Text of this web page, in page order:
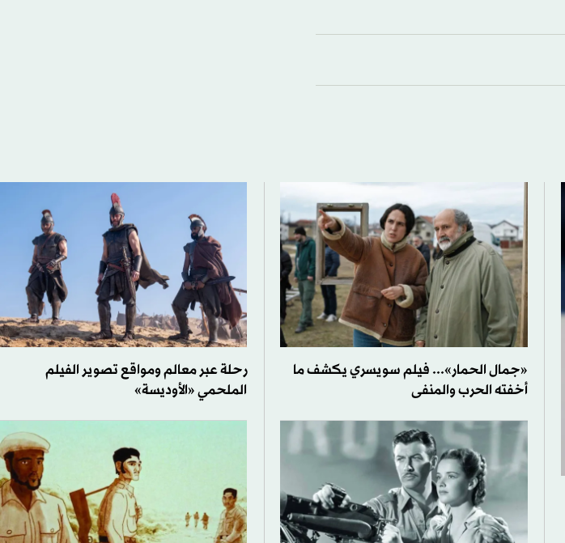
«جمال الحمار»... فيلم سويسري يكشف ما
أخفته الحرب والمنفى
رحلة عبر معالم ومواقع تصوير الفيلم
الملحمي «الأوديسة»